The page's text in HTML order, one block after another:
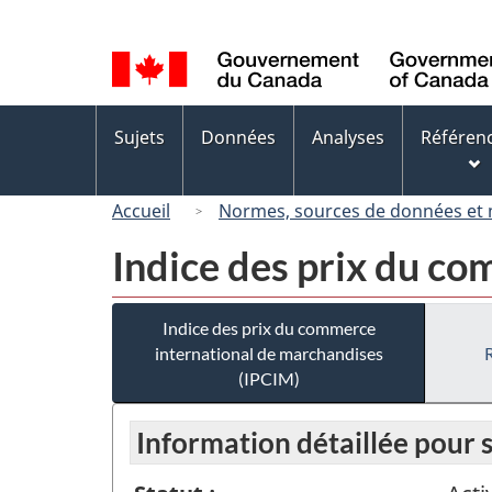
de
la
langue
des
Sujets Données Analyses
Accueil Normes, sources de données et
Indice des prix du
Indice des prix du commerce
international de marchandises
(IPCIM)
Information détaillée pour